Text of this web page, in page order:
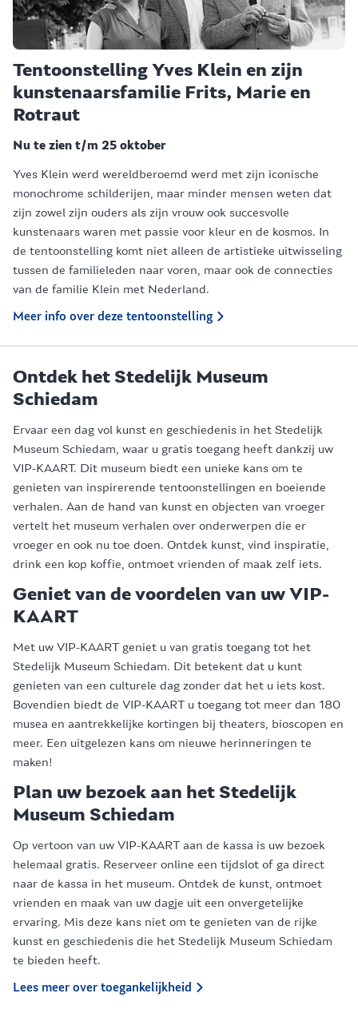
Tentoonstelling Yves Klein en zijn
kunstenaarsfamilie Frits, Marie en
Rotraut
Nu te zien t/m 25 oktober
Yves Klein werd wereldberoemd werd met zijn iconische
monochrome schilderijen, maar minder mensen weten dat
zijn zowel zijn ouders als zijn vrouw ook succesvolle
kunstenaars waren met passie voor kleur en de kosmos. In
de tentoonstelling komt niet alleen de artistieke uitwisseling
tussen de familieleden naar voren, maar ook de connecties
van de familie Klein met Nederland.
Meer info over deze tentoonstelling
Ontdek het Stedelijk Museum
Schiedam
Ervaar een dag vol kunst en geschiedenis in het Stedelijk
Museum Schiedam, waar u gratis toegang heeft dankzij uw
VIP-KAART. Dit museum biedt een unieke kans om te
genieten van inspirerende tentoonstellingen en boeiende
verhalen. Aan de hand van kunst en objecten van vroeger
vertelt het museum verhalen over onderwerpen die er
vroeger en ook nu toe doen. Ontdek kunst, vind inspiratie,
drink een kop koffie, ontmoet vrienden of maak zelf iets.
Geniet van de voordelen van uw VIP-
KAART
Met uw VIP-KAART geniet u van gratis toegang tot het
Stedelijk Museum Schiedam. Dit betekent dat u kunt
genieten van een culturele dag zonder dat het u iets kost.
Bovendien biedt de VIP-KAART u toegang tot meer dan 180
musea en aantrekkelijke kortingen bij theaters, bioscopen en
meer. Een uitgelezen kans om nieuwe herinneringen te
maken!
Plan uw bezoek aan het Stedelijk
Museum Schiedam
Op vertoon van uw VIP-KAART aan de kassa is uw bezoek
helemaal gratis. Reserveer online een tijdslot of ga direct
naar de kassa in het museum. Ontdek de kunst, ontmoet
vrienden en maak van uw dagje uit een onvergetelijke
ervaring. Mis deze kans niet om te genieten van de rijke
kunst en geschiedenis die het Stedelijk Museum Schiedam
te bieden heeft.
Lees meer over toegankelijkheid